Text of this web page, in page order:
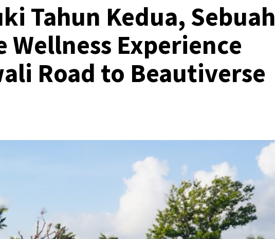
Tahun Kedua, Sebuah
Experience
Road to Beautiverse